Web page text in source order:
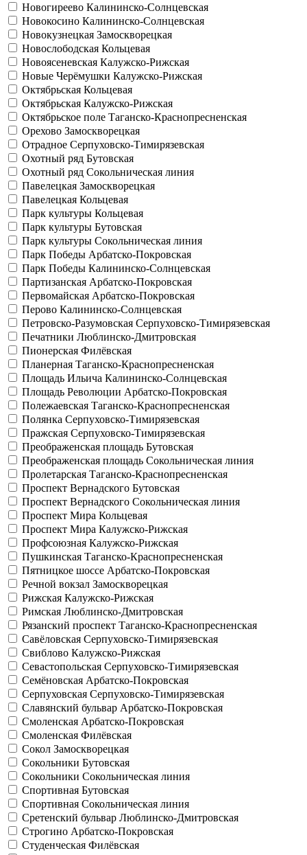
Новогиреево Калининско-Солнцевская
Новокосино Калининско-Солнцевская
Новокузнецкая Замоскворецкая
Новослободская Кольцевая
Новоясеневская Калужско-Рижская
Новые Черёмушки Калужско-Рижская
Октябрьская Кольцевая
Октябрьская Калужско-Рижская
Октябрьское поле Таганско-Краснопресненская
Орехово Замоскворецкая
Отрадное Серпуховско-Тимирязевская
Охотный ряд Бутовская
Охотный ряд Сокольническая линия
Павелецкая Замоскворецкая
Павелецкая Кольцевая
Парк культуры Кольцевая
Парк культуры Бутовская
Парк культуры Сокольническая линия
Парк Победы Арбатско-Покровская
Парк Победы Калининско-Солнцевская
Партизанская Арбатско-Покровская
Первомайская Арбатско-Покровская
Перово Калининско-Солнцевская
Петровско-Разумовская Серпуховско-Тимирязевская
Печатники Люблинско-Дмитровская
Пионерская Филёвская
Планерная Таганско-Краснопресненская
Площадь Ильича Калининско-Солнцевская
Площадь Революции Арбатско-Покровская
Полежаевская Таганско-Краснопресненская
Полянка Серпуховско-Тимирязевская
Пражская Серпуховско-Тимирязевская
Преображенская площадь Бутовская
Преображенская площадь Сокольническая линия
Пролетарская Таганско-Краснопресненская
Проспект Вернадского Бутовская
Проспект Вернадского Сокольническая линия
Проспект Мира Кольцевая
Проспект Мира Калужско-Рижская
Профсоюзная Калужско-Рижская
Пушкинская Таганско-Краснопресненская
Пятницкое шоссе Арбатско-Покровская
Речной вокзал Замоскворецкая
Рижская Калужско-Рижская
Римская Люблинско-Дмитровская
Рязанский проспект Таганско-Краснопресненская
Савёловская Серпуховско-Тимирязевская
Свиблово Калужско-Рижская
Севастопольская Серпуховско-Тимирязевская
Семёновская Арбатско-Покровская
Серпуховская Серпуховско-Тимирязевская
Славянский бульвар Арбатско-Покровская
Смоленская Арбатско-Покровская
Смоленская Филёвская
Сокол Замоскворецкая
Сокольники Бутовская
Сокольники Сокольническая линия
Спортивная Бутовская
Спортивная Сокольническая линия
Сретенский бульвар Люблинско-Дмитровская
Строгино Арбатско-Покровская
Студенческая Филёвская